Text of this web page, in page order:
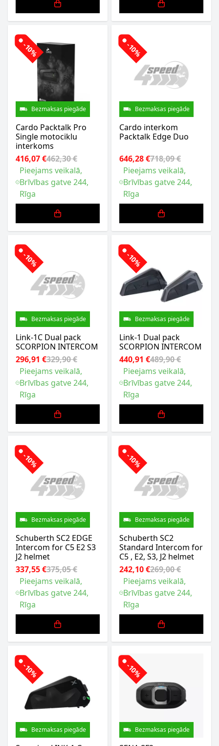
-10%
Bezmaksas piegāde
Cardo Packtalk Pro
Single motociklu
interkoms
416,07 €462,30 €
Pieejams veikalā,
Brīvības gatve 244,
Rīga
-10%
Bezmaksas piegāde
Cardo interkom
Packtalk Edge Duo
646,28 €718,09 €
Pieejams veikalā,
Brīvības gatve 244,
Rīga
-10%
Bezmaksas piegāde
Link-1C Dual pack
SCORPION INTERCOM
296,91 €329,90 €
Pieejams veikalā,
Brīvības gatve 244,
Rīga
-10%
Bezmaksas piegāde
Link-1 Dual pack
SCORPION INTERCOM
440,91 €489,90 €
Pieejams veikalā,
Brīvības gatve 244,
Rīga
-10%
Bezmaksas piegāde
Schuberth SC2 EDGE
Intercom for C5 E2 S3
J2 helmet
337,55 €375,05 €
Pieejams veikalā,
Brīvības gatve 244,
Rīga
-10%
Bezmaksas piegāde
Schuberth SC2
Standard Intercom for
C5 , E2, S3, J2 helmet
242,10 €269,00 €
Pieejams veikalā,
Brīvības gatve 244,
Rīga
-10%
Bezmaksas piegāde
-10%
Bezmaksas piegāde